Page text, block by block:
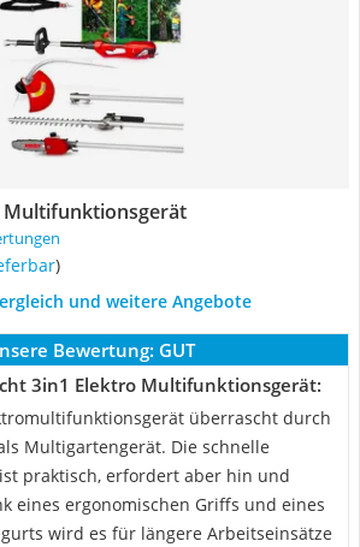
Multifunktionsgerät
)
und weitere Angebote
Bewertung: GUT
3in1 Elektro Multifunktionsgerät:
überrascht durch
Multigartengerät. Die schnelle
praktisch, erfordert aber hin und
eines ergonomischen Griffs und eines
wird es für längere Arbeitseinsätze